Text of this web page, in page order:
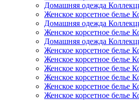
Домашняя одежда
Женское корсетное белье
Домашняя одежда
Женское корсетное белье
Домашняя одежда
Женское корсетное белье
Женское корсетное белье
Женское корсетное белье
Женское корсетное белье
Женское корсетное белье
Женское корсетное белье